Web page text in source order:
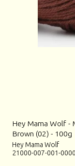
Hey Mama Wolf -
Brown (02) - 100g
Hey Mama Wolf
21000-007-001-